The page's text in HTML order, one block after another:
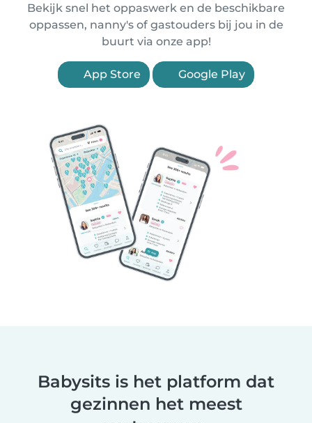
Bekijk snel het oppaswerk en de beschikbare
oppassen, nanny's of gastouders bij jou in de
buurt via onze app!
App Store Google Play
Babysits is het platform dat
gezinnen het meest